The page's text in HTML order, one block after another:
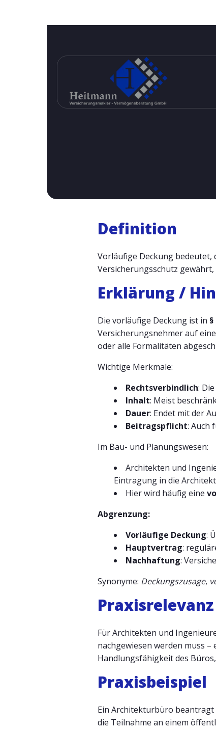
Definition
Vorläufige Deckung bedeutet,
Versicherungsschutz
Erklärung /
Die vorläufige Deckung ist in
Versicherungsnehmer auf
oder alle Formalitäten
Wichtige Merkmale:
Rechtsverbindlich:
Inhalt: Meist
Dauer: Endet mit der
Beitragspflicht: Auch
Im Bau- und Planungswesen:
Architekten und
Eintragung in die
Hier wird häufig eine
Abgrenzung:
Vorläufige Deckung:
Hauptvertrag:
Nachhaftung:
Synonyme: Deckungszusage,
Praxisrelevanz
Für Architekten und
nachgewiesen werden muss
Handlungsfähigkeit des
Praxisbeispiel
Ein Architekturbüro
die Teilnahme an einem